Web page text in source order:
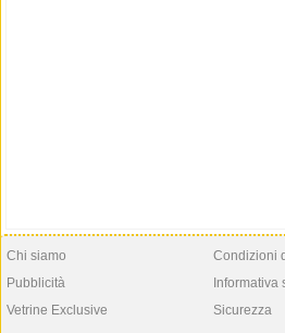
Chi siamo
Pubblicità
Vetrine Exclusive
Condizioni
Informativa
Sicurezza